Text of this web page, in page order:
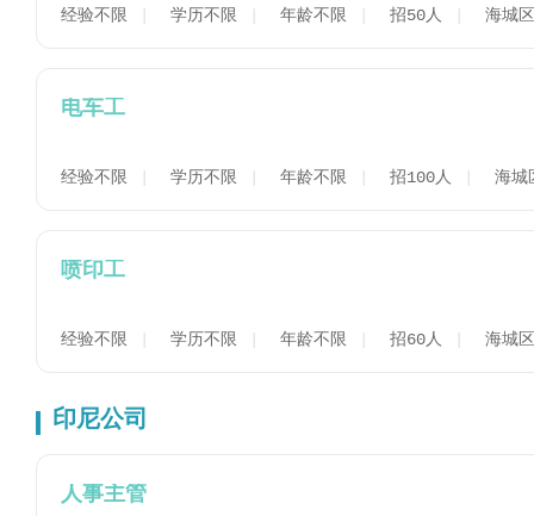
经验不限 学历不限 年龄不限 招50人 海城区
电车工
经验不限 学历不限 年龄不限 招100人 海城
喷印工
经验不限 学历不限 年龄不限 招60人 海城区
印尼公司
人事主管